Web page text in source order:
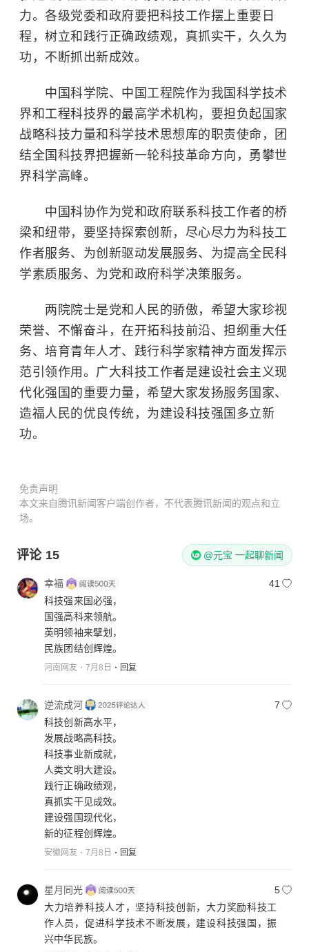
力。各级党委和政府要把科技工作摆上重要日
程，树立和践行正确政绩观，真抓实干，久久为
功，不断抓出新成效。
中国科学院、中国工程院作为我国科学技术
界和工程科技界的最高学术机构，要担负起国家
战略科技力量和科学技术思想库的职责使命，团
结全国科技界把握新一轮科技革命方向，勇攀世
界科学高峰。
中国科协作为党和政府联系科技工作者的桥
梁和纽带，要坚持探索创新，尽心尽力为科技工
作者服务、为创新驱动发展服务、为提高全民科
学素质服务、为党和政府科学决策服务。
两院院士是党和人民的骄傲，希望大家珍视
荣誉、不懈奋斗，在开拓科技前沿、担纲重大任
务、培育青年人才、践行科学家精神方面发挥示
范引领作用。广大科技工作者是建设社会主义现
代化强国的重要力量，希望大家发扬服务国家、
造福人民的优良传统，为建设科技强国多立新
功。
免责声明
本文来自腾讯新闻客户端创作者，不代表腾讯新闻的观点和立
场。
评论 15 @元宝 一起聊新闻
幸福
41
科技强来国必强，
国强高科来领航。
英明领袖来擘划，
民族团结创辉煌。
河南网友 7月8日 回复
逆流成河
7
科技创新高水平，
发展战略高科技。
科技事业新成就，
人类文明大建设。
践行正确政绩观，
真抓实干见成效。
建设强国现代化，
新的征程创辉煌。
安徽网友 7月8日 回复
星月同光
5
大力培养科技人才，坚持科技创新，大力奖励科技工
作人员，促进科学技术不断发展，建设科技强国，振
兴中华民族。